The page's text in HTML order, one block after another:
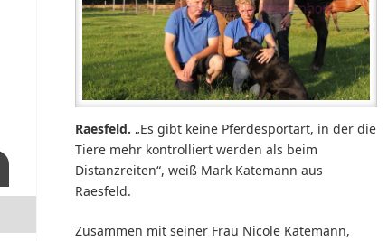
Raesfeld. „Es gibt keine Pferdesportart, in der die
Tiere mehr kontrolliert werden als beim
Distanzreiten“, weiß Mark Katemann aus
Raesfeld.
Zusammen mit seiner Frau Nicole Katemann,